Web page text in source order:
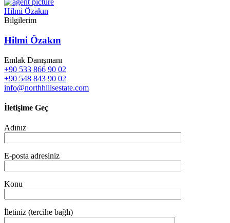
Hilmi Özakın
Bilgilerim
Hilmi Özakın
Emlak Danışmanı
+90 533 866 90 02
+90 548 843 90 02
info@northhillsestate.com
İletişime Geç
Adınız
E-posta adresiniz
Konu
İletiniz (tercihe bağlı)